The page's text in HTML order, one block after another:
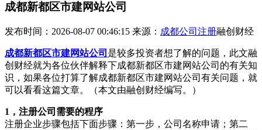
成都新都区市建网站公司
发布时间：2026-08-07 00:46:15 来源： 成都公司注册融创财经
成都新都区市建网站公司 是较多投资者想了解的问题，此文融
创财经就为各位伙伴解释下成都新都区市建网站公司的有关知
识，如果各位打算了解成都新都区市建网站公司有关问题，就
可以看看这篇文章。（本文由融创财经编写。）
1，注册公司需要的程序
注册企业步骤包括下面步骤：第一步，公司名称申请；第二